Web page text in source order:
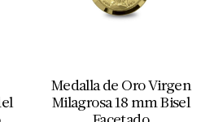
Medalla de Oro Virgen
Milagrosa 18 mm Bisel